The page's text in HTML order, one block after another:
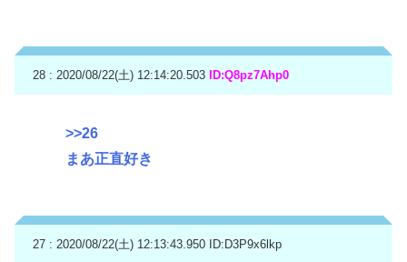
28 : 2020/08/22(土) 12:14:20.503 ID:Q8pz7Ahp0
>>26
まあ正直好き
27 : 2020/08/22(土) 12:13:43.950 ID:D3P9x6lkp